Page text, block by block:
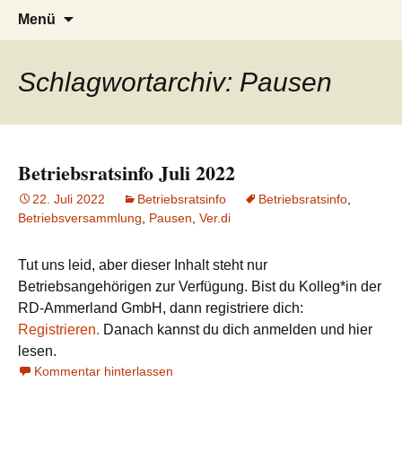
Menü
Schlagwortarchiv: Pausen
Betriebsratsinfo Juli 2022
22. Juli 2022 Betriebsratsinfo Betriebsratsinfo
Betriebsversammlung
Pausen Ver.di
Tut uns leid, aber dieser Inhalt steht nur
Betriebsangehörigen zur Verfügung. Bist du Kolleg*in der
RD-Ammerland GmbH, dann registriere dich:
Registrieren. Danach kannst du dich anmelden und hier
lesen.
Kommentar hinterlassen